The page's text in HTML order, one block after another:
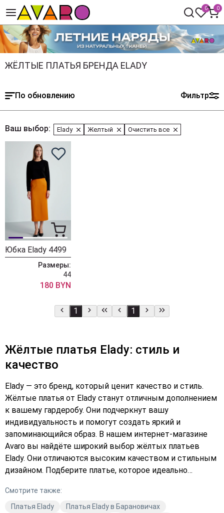
0 0
ЖЁЛТЫЕ ПЛАТЬЯ БРЕНДА ELADY
По обновлению Фильтр
Ваш выбор: Elady Желтый Очистить все
Юбка Elady 4499
Размеры:
44
180 BYN
1 1
Жёлтые платья Elady: стиль и
качество
Elady — это бренд, который ценит качество и стиль.
Жёлтые платья от Elady станут отличным дополнением
к вашему гардеробу. Они подчеркнут вашу
индивидуальность и помогут создать яркий и
запоминающийся образ. В нашем интернет-магазине
Avaro вы найдёте широкий выбор жёлтых платьев
Elady. Они отличаются высоким качеством и стильным
дизайном. Подберите платье, которое идеально
можете выбрать платье в каталоге и добавить его в
корзину, чтобы купить позже или сразу оформить заказ
Смотрите также:
Платья Elady
Платья Elady в Барановичах